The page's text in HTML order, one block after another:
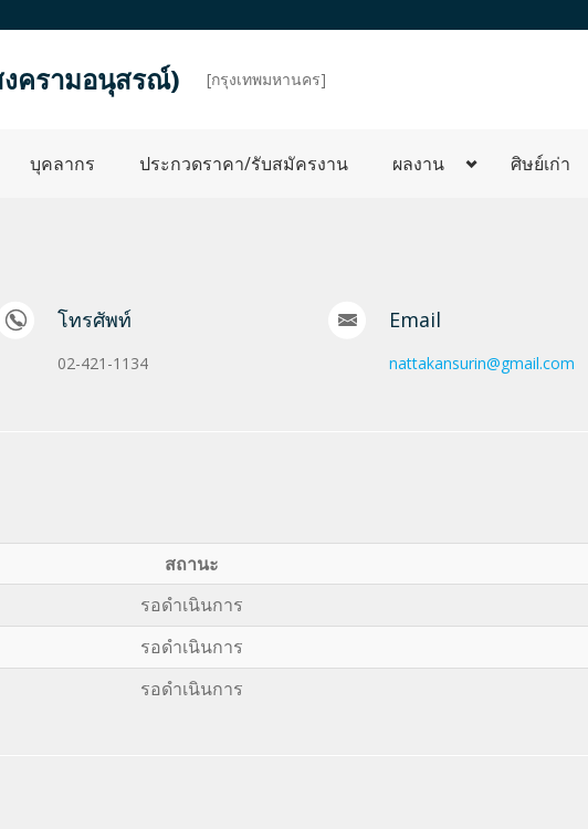
งครามอนุสรณ์) [กรุงเทพมหานคร]
บุคลากร ประกวดราคา/รับสมัครงาน ผลงาน ศิษย์เก่า
โทรศัพท์
02-421-1134
Email
nattakansurin@gmail.com
สถานะ
รอดำเนินการ
รอดำเนินการ
รอดำเนินการ